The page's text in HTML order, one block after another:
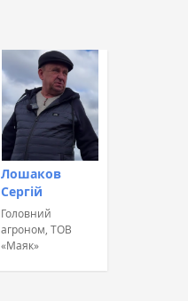
Лошаков
Сергій
Головний
агроном, ТОВ
«Маяк»